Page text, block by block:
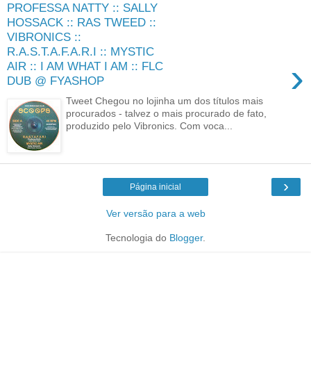
PROFESSA NATTY :: SALLY
HOSSACK :: RAS TWEED ::
VIBRONICS ::
R.A.S.T.A.F.A.R.I :: MYSTIC
AIR :: I AM WHAT I AM :: FLC
DUB @ FYASHOP
›
Tweet Chegou no lojinha um dos títulos mais
procurados - talvez o mais procurado de fato,
produzido pelo Vibronics. Com voca...
›
Página inicial
Ver versão para a web
Tecnologia do Blogger.